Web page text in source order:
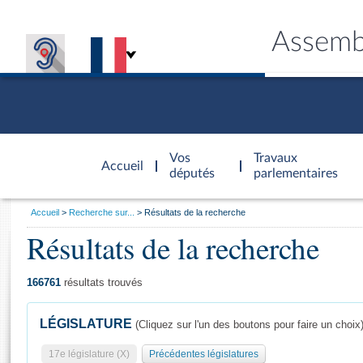
Accueil
d'accueil
Vos
députés
Travaux
parlementaires
Général
Vous
Accueil Recherche sur... Résultats de la recherche
Résultats de la recherche
166761 résultats trouvés
LÉGISLATURE (Cliquez sur l'un des boutons pour faire un choix)
17e législature (X) Précédentes législatures